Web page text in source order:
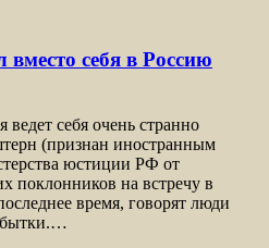
себя в Россию
себя очень странно
(признан иностранным
юстиции РФ от
поклонников на встречу в
время, говорят люди